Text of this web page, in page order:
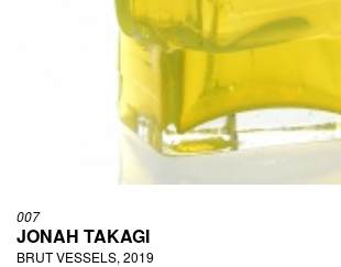
007
JONAH TAKAGI
BRUT VESSELS, 2019